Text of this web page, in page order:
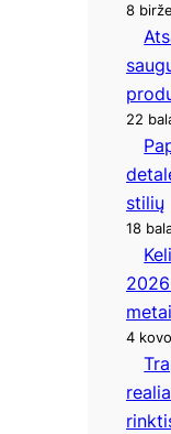
8
22
stilių
18
4